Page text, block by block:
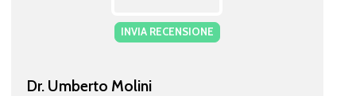
INVIA RECENSIONE
Dr. Umberto Molini